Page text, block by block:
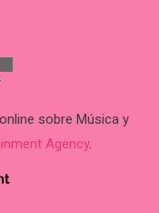
sobre Música y
Agency.